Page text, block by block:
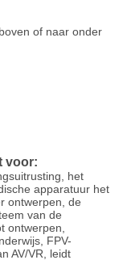
of naar onder
voor:
het
apparatuur het
ontwerpen, de
van de
ontwerpen,
FPV-
AV/VR, leidt